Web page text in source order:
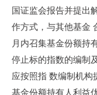
国证监会报告并提出
作方式，与其他基金
月内召集基金份额
停止标的指数的编制
应按照指 数编制机
基金份额持有人利益